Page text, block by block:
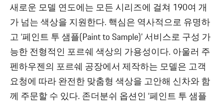
새로운 모델 연도에는 모든 시리즈에 걸쳐 190여 개
가 넘는 색상을 지원한다. 핵심은 역사적으로 유명하
고 ‘페인트 투 샘플(Paint to Sample)’ 서비스로 구성 가
능한 전형적인 포르쉐 색상의 가용성이다. 아울러 주
펜하우젠의 포르쉐 공장에서 제작하는 모델은 고객
요청에 따라 완전한 맞춤형 색상을 고안해 신차와 함
께 주문할 수 있다. 존더분쉬 옵션인 ‘페인트 투 샘플